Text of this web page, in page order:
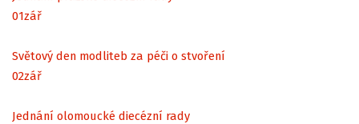
01zář
Světový den modliteb za péči o stvoření
02zář
Jednání olomoucké diecézní rady